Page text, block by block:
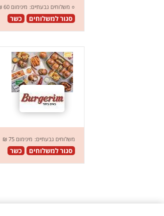
○ משלוחים גבעתיים: מינימום 60 ₪
סגור למשלוחים כשר
משלוחים גבעתיים: מינימום 75 ₪
סגור למשלוחים כשר